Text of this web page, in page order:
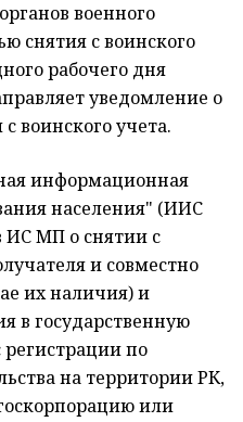
военного
снятия с воинского
рабочего дня
уведомление о
воинского учета.
информационная
населения" (ИИС
ИС МП о снятии с
и совместно
их наличия) и
в государственную
по
на территории РК,
или